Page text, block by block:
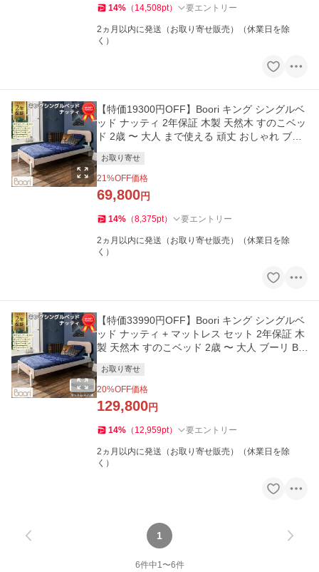
14% （ 14,508pt） 要エントリー
2ヵ月以内に発送（お取り寄せ販売）（休業日を除
く）
【特価19300円OFF】Boori キング シングルベ
ッド ナッティ 2年保証 木製 天然木 すのこベッ
ド 2歳 〜 大人 まで使える 頑丈 おしゃれ ブー
お取り寄せ
21%OFF価格
69,800円
14% （8,375pt） 要エントリー
2ヵ月以内に発送（お取り寄せ販売）（休業日を除
く）
【特価33990円OFF】Boori キング シングルベ
ッド ナッティ + マットレス セット 2年保証 木
製 天然木 すのこベッド 2歳 〜 大人 ブーリ BK
お取り寄せ
20%OFF価格
129,800円
14% （ 12,959pt） 要エントリー
2ヵ月以内に発送（お取り寄せ販売）（休業日を除
く）
1
6件中1〜6件